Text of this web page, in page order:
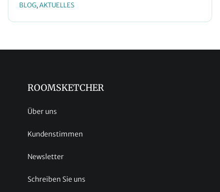
BLOG, AKTUELLES
ROOMSKETCHER
Über uns
Kundenstimmen
Newsletter
Schreiben Sie uns